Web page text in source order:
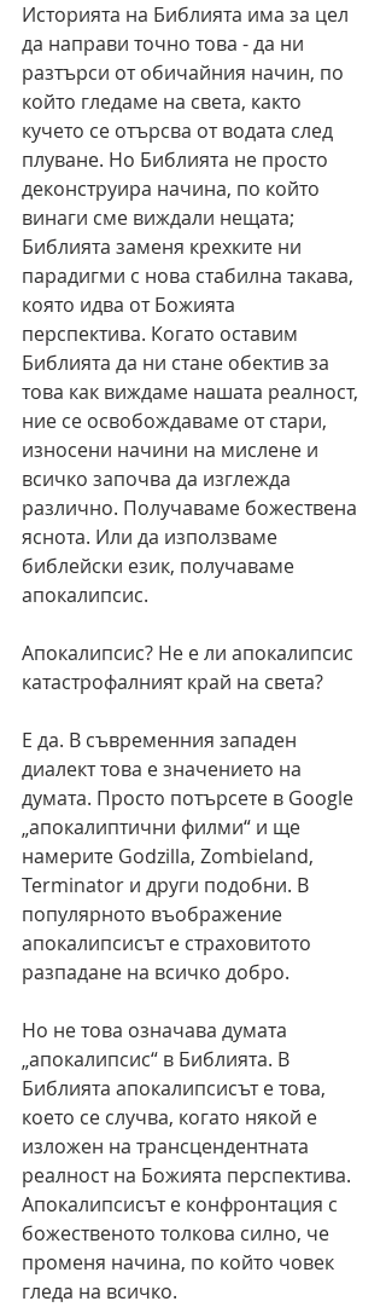
Историята на Библията има за цел
да направи точно това - да ни
разтърси от обичайния начин, по
който гледаме на света, както
кучето се отърсва от водата след
плуване. Но Библията не просто
деконструира начина, по който
винаги сме виждали нещата;
Библията заменя крехките ни
парадигми с нова стабилна такава,
която идва от Божията
перспектива. Когато оставим
Библията да ни стане обектив за
това как виждаме нашата реалност,
ние се освобождаваме от стари,
износени начини на мислене и
всичко започва да изглежда
различно. Получаваме божествена
яснота. Или да използваме
библейски език, получаваме
апокалипсис.
Апокалипсис? Не е ли апокалипсис
катастрофалният край на света?
Е да. В съвременния западен
диалект това е значението на
думата. Просто потърсете в Google
„апокалиптични филми“ и ще
намерите Godzilla, Zombieland,
Terminator и други подобни. В
популярното въображение
апокалипсисът е страховитото
разпадане на всичко добро.
Но не това означава думата
„апокалипсис“ в Библията. В
Библията апокалипсисът е това,
което се случва, когато някой е
изложен на трансцендентната
реалност на Божията перспектива.
Апокалипсисът е конфронтация с
божественото толкова силно, че
променя начина, по който човек
гледа на всичко.